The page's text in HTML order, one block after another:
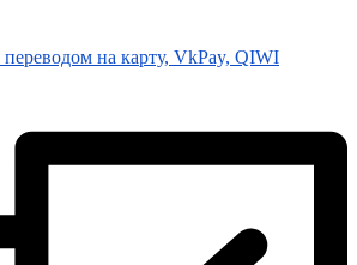
на карту, VkPay, QIWI